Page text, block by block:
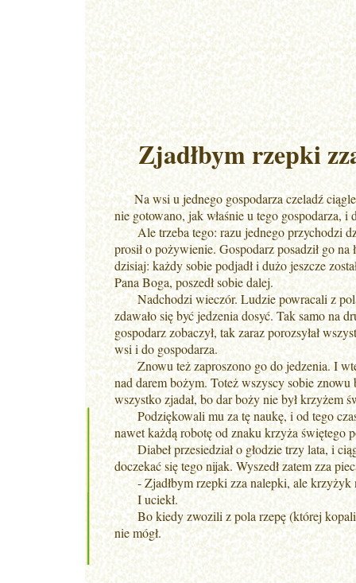
Zjadłbym rzepki
Na wsi u jednego gospodarza czeladź ciągle
nie gotowano, jak właśnie u tego gospodarza, i
Ale trzeba tego: razu jednego przychodzi
prosił o pożywienie. Gospodarz posadził go
dzisiaj: każdy sobie podjadł i dużo jeszcze
Pana Boga, poszedł sobie dalej.
Nadchodzi wieczór. Ludzie powracali z pola
zdawało się być jedzenia dosyć. Tak samo na
gospodarz zobaczył, tak zaraz porozsyłał
wsi i do gospodarza.
Znowu też zaproszono go do jedzenia. I
nad darem bożym. Toteż wszyscy sobie
wszystko zjadał, bo dar boży nie był krzyżem
Podziękowali mu za tę naukę, i od tego
nawet każdą robotę od znaku krzyża świętego
Diabeł przesiedział o głodzie trzy lata, i
doczekać się tego nijak. Wyszedł zatem zza
- Zjadłbym rzepki zza nalepki, ale krzyżyk
I uciekł.
Bo kiedy zwozili z pola rzepę (której kopali
nie mógł.